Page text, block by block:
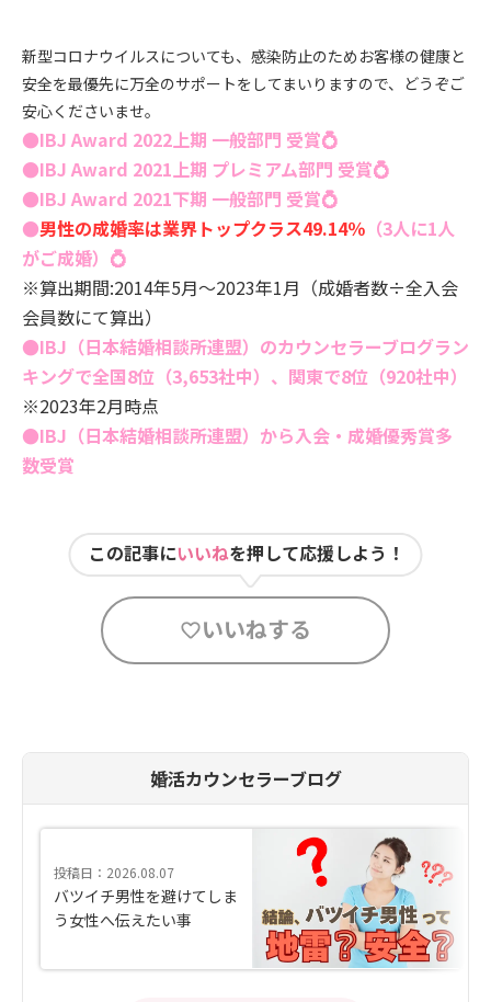
新型コロナウイルスについても、感染防止のためお客様の健康と
安全を最優先に万全のサポートをしてまいりますので、どうぞご
安心くださいませ。
●IBJ Award 2022上期 一般部門 受賞💍
●IBJ Award 2021上期 プレミアム部門 受賞💍
●IBJ Award 2021下期 一般部門 受賞💍
●男性の成婚率は業界トップクラス49.14％ （3人に1人
がご成婚） 💍
※算出期間:2014年5月～2023年1月（成婚者数÷全入会
会員数にて算出）
●IBJ（日本結婚相談所連盟）のカウンセラーブログラン
キングで全国8位（3,653社中）、関東で8位（920社中）
※2023年2月時点
●IBJ（日本結婚相談所連盟）から入会・成婚優秀賞多
数受賞
この記事にいいねを押して応援しよう！
いいねする
婚活カウンセラーブログ
投稿日：2026.08.07
バツイチ男性を避けてしま
う女性へ伝えたい事